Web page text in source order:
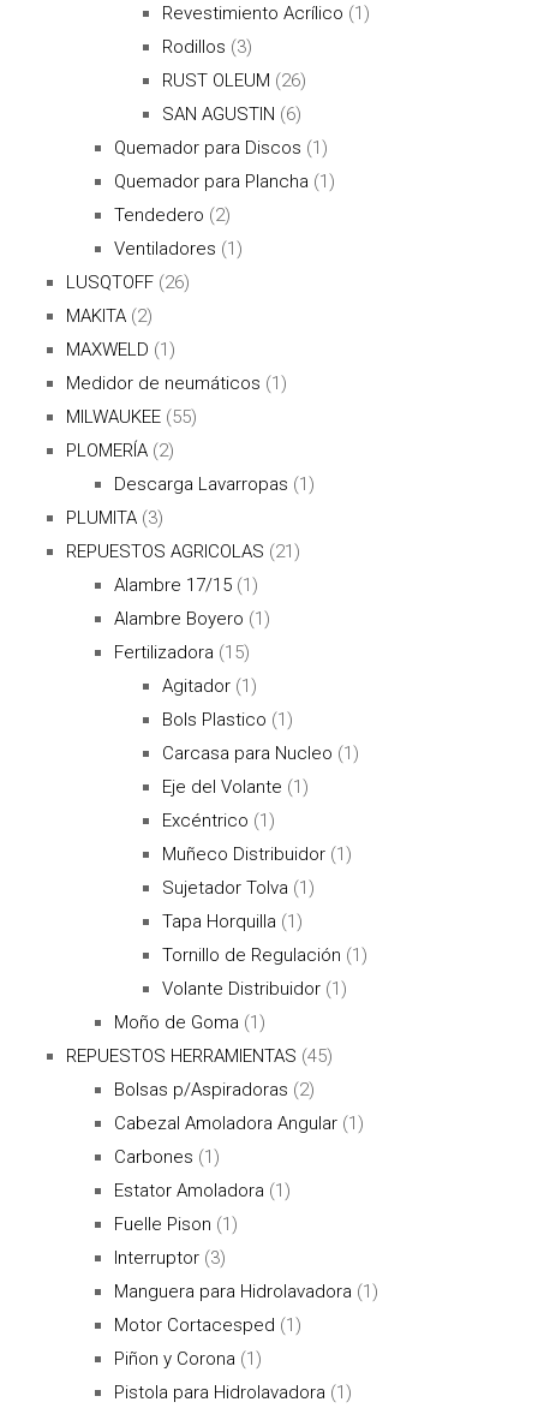
Revestimiento Acrílico (1)
Rodillos (3)
RUST OLEUM (26)
SAN AGUSTIN (6)
Quemador para Discos (1)
Quemador para Plancha (1)
Tendedero (2)
Ventiladores (1)
LUSQTOFF (26)
MAKITA (2)
MAXWELD (1)
Medidor de neumáticos (1)
MILWAUKEE (55)
PLOMERÍA (2)
Descarga Lavarropas (1)
PLUMITA (3)
REPUESTOS AGRICOLAS (21)
Alambre 17/15 (1)
Alambre Boyero (1)
Fertilizadora (15)
Agitador (1)
Bols Plastico (1)
Carcasa para Nucleo (1)
Eje del Volante (1)
Excéntrico (1)
Muñeco Distribuidor (1)
Sujetador Tolva (1)
Tapa Horquilla (1)
Tornillo de Regulación (1)
Volante Distribuidor (1)
Moño de Goma (1)
REPUESTOS HERRAMIENTAS (45)
Bolsas p/Aspiradoras (2)
Cabezal Amoladora Angular (1)
Carbones (1)
Estator Amoladora (1)
Fuelle Pison (1)
Interruptor (3)
Manguera para Hidrolavadora (1)
Motor Cortacesped (1)
Piñon y Corona (1)
Pistola para Hidrolavadora (1)